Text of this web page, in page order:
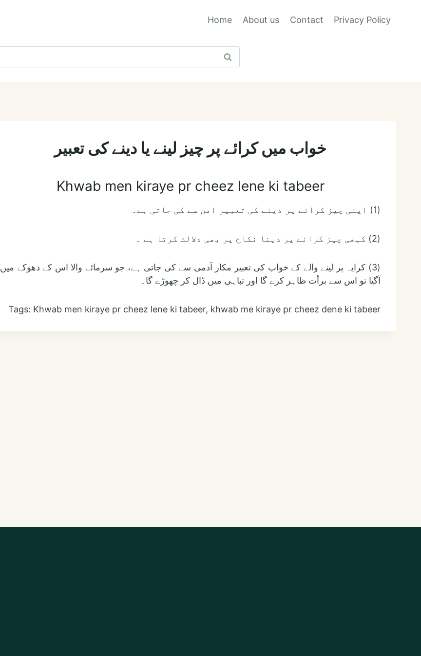
Home About us Contact Privacy Policy
خواب میں کرائے پر چیز لینے یا دینے کی تعبیر
Khwab men kiraye pr cheez lene ki tabeer
(1) اپنی چیز کرائے پر دینے کی تعبیر امن سے کی جاتی ہے۔
(2) کبھی چیز کرائے پر دینا نکاح پر بھی دلالت کرتا ہے ۔
(3) کرایہ پر لینے والے کے خواب کی تعبیر مکار آدمی سے کی جاتی ہے، جو سرمائے والا اس کے دھوکے میں
آگیا تو اس سے برأت ظاہر کرے گا اور تباہی میں ڈال کر چھوڑے گا۔
Tags: Khwab men kiraye pr cheez lene ki tabeer, khwab me kiraye pr cheez dene ki tabeer